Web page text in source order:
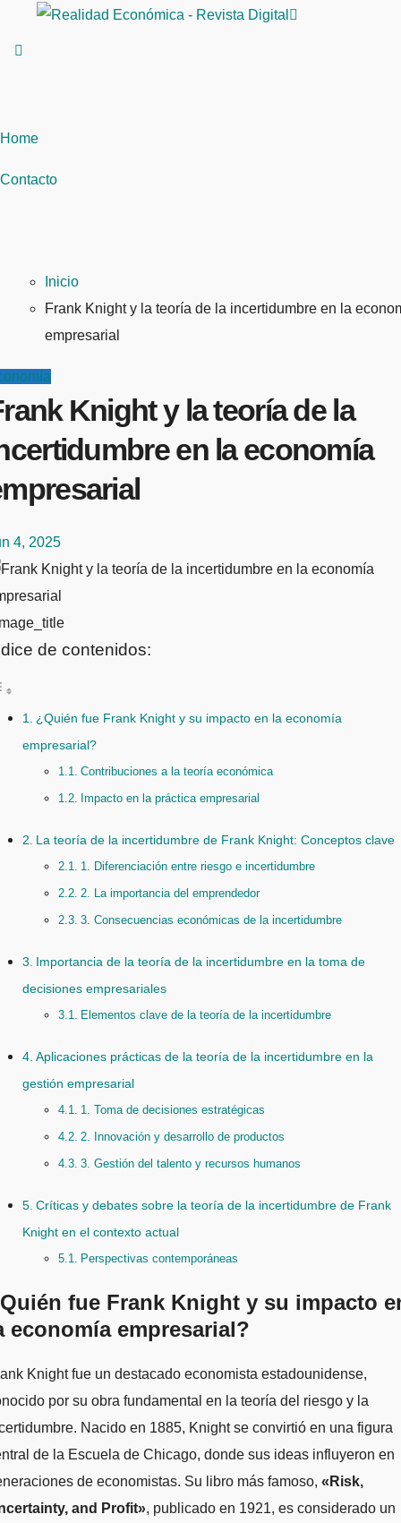
Home
Contacto
Inicio
Frank Knight y la teoría de la incertidumbre en la
empresarial
Knight y la teoría de la
en la economía
4, 2025
de contenidos:
¿Quién fue Frank Knight y su impacto en la economía
empresarial?
Contribuciones a la teoría económica
Impacto en la práctica empresarial
La teoría de la incertidumbre de Frank Knight: Conceptos clave
1. Diferenciación entre riesgo e incertidumbre
2. La importancia del emprendedor
3. Consecuencias económicas de la incertidumbre
Importancia de la teoría de la incertidumbre en la toma de
decisiones empresariales
Elementos clave de la teoría de la incertidumbre
Aplicaciones prácticas de la teoría de la incertidumbre en la
gestión empresarial
1. Toma de decisiones estratégicas
2. Innovación y desarrollo de productos
3. Gestión del talento y recursos humanos
Críticas y debates sobre la teoría de la incertidumbre de Frank
Knight en el contexto actual
Perspectivas contemporáneas
fue Frank Knight y su impacto
economía empresarial?
por su obra fundamental en la teoría del riesgo y la
Nacido en 1885, Knight se convirtió en una figura
de la Escuela de Chicago, donde sus ideas influyeron en
de economistas. Su libro más famoso, «Risk,
and Profit», publicado en 1921, es considerado un